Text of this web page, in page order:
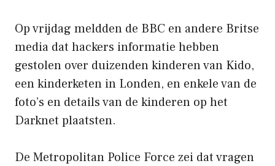
Op vrijdag meldden de BBC en andere Britse
media dat hackers informatie hebben
gestolen over duizenden kinderen van Kido,
een kinderketen in Londen, en enkele van de
foto’s en details van de kinderen op het
Darknet plaatsten.
De Metropolitan Police Force zei dat vragen